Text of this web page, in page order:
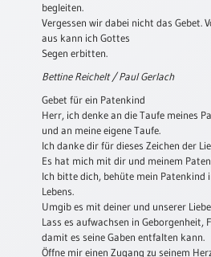
Neuerscheinungen
Themen
Anlässe
Patenamt
Konfirmation
Konfirmationsjubiläum
Trauung
begleiten.
Vergessen wir dabei nicht das Gebet.
aus kann ich Gottes
Segen erbitten.
Bettine Reichelt / Paul Gerlach
Gebet für ein Patenkind
Herr, ich denke an die Taufe meines
und an meine eigene Taufe.
Ich danke dir für dieses Zeichen der
Es hat mich mit dir und meinem
Ich bitte dich, behüte mein Patenkind
Lebens.
Umgib es mit deiner und unserer
Lass es aufwachsen in Geborgenheit,
damit es seine Gaben entfalten kann.
Öffne mir einen Zugang zu seinem